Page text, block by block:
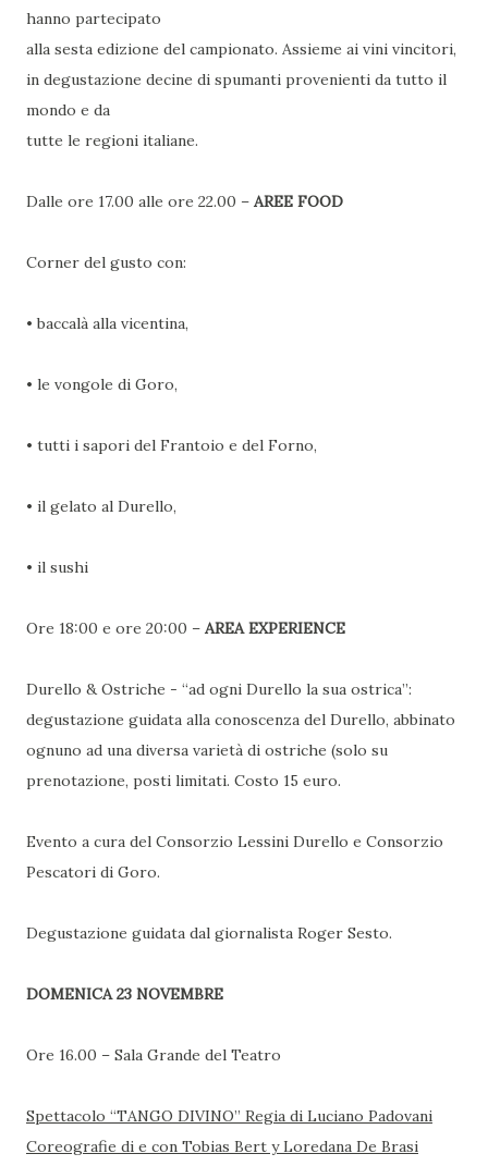
hanno partecipato
alla sesta edizione del campionato. Assieme ai vini vincitori,
in degustazione decine di spumanti provenienti da tutto il
mondo e da
tutte le regioni italiane.
Dalle ore 17.00 alle ore 22.00 – AREE FOOD
Corner del gusto con:
• baccalà alla vicentina,
• le vongole di Goro,
• tutti i sapori del Frantoio e del Forno,
• il gelato al Durello,
• il sushi
Ore 18:00 e ore 20:00 – AREA EXPERIENCE
Durello & Ostriche - “ad ogni Durello la sua ostrica”:
degustazione guidata alla conoscenza del Durello, abbinato
ognuno ad una diversa varietà di ostriche (solo su
prenotazione, posti limitati. Costo 15 euro.
Evento a cura del Consorzio Lessini Durello e Consorzio
Pescatori di Goro.
Degustazione guidata dal giornalista Roger Sesto.
DOMENICA 23 NOVEMBRE
Ore 16.00 – Sala Grande del Teatro
Spettacolo “TANGO DIVINO” Regia di Luciano Padovani
Coreografie di e con Tobias Bert y Loredana De Brasi